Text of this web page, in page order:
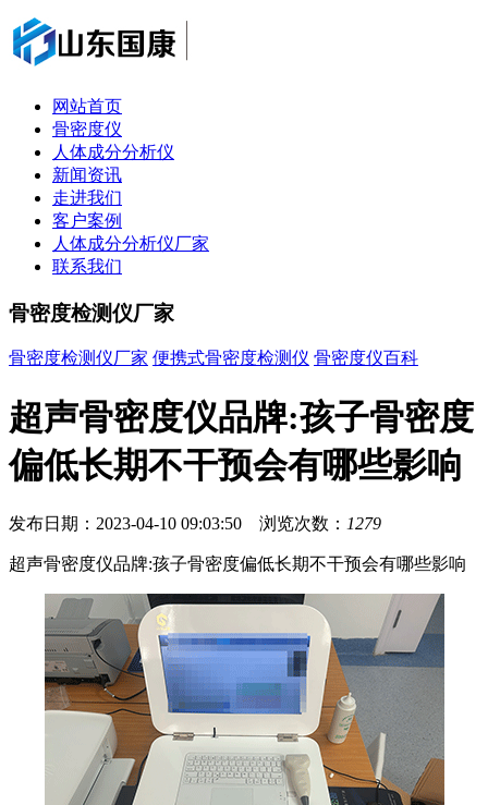
网站首页
骨密度仪
人体成分分析仪
新闻资讯
走进我们
客户案例
人体成分分析仪厂家
联系我们
骨密度检测仪厂家
骨密度检测仪厂家 便携式骨密度检测仪 骨密度仪百科
超声骨密度仪品牌:孩子骨密度
偏低长期不干预会有哪些影响
发布日期：2023-04-10 09:03:50 浏览次数： 1279
超声骨密度仪品牌:孩子骨密度偏低长期不干预会有哪些影响